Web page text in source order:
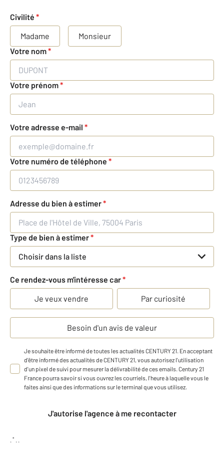
Civilité *
Madame
Monsieur
Votre nom*
Votre prénom*
Votre adresse e-mail *
Votre numéro de téléphone *
Adresse du bien à estimer*
Type de bien à estimer*
Choisir dans la liste
Ce rendez-vous m'intéresse car*
Je veux vendre
Par curiosité
Besoin d'un avis de valeur
Je souhaite être informé de toutes les actualités CENTURY 21. En acceptant
d'être informé des actualités de CENTURY 21, vous autorisez l'utilisation
d'un pixel de suivi pour mesurer la délivrabilité de ces emails. Century 21
France pourra savoir si vous ouvrez les courriels, l'heure à laquelle vous le
faites ainsi que des informations sur le terminal que vous utilisez.
J'autorise l'agence à me recontacter
. * . .